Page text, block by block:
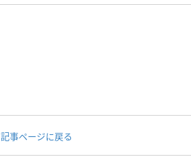
記事ページに戻る